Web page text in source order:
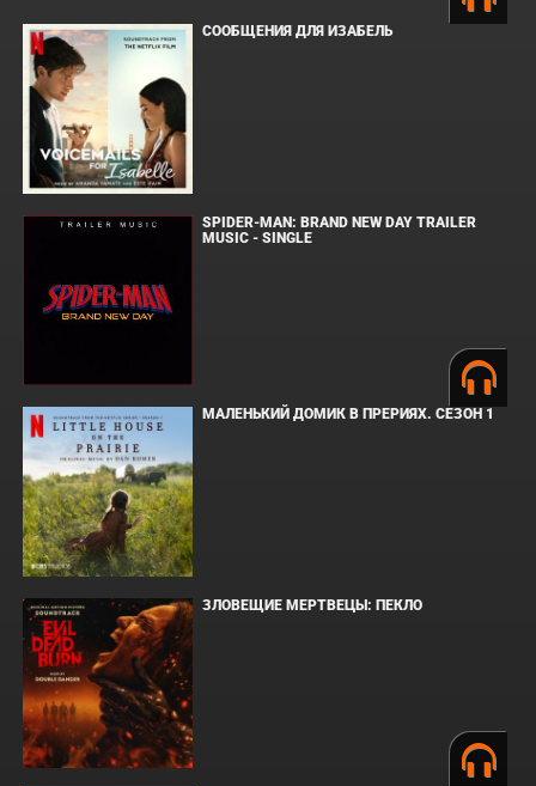
СООБЩЕНИЯ ДЛЯ ИЗАБЕЛЬ
SPIDER-MAN: BRAND NEW DAY TRAILER
MUSIC - SINGLE
МАЛЕНЬКИЙ ДОМИК В ПРЕРИЯХ. СЕЗОН 1
ЗЛОВЕЩИЕ МЕРТВЕЦЫ: ПЕКЛО